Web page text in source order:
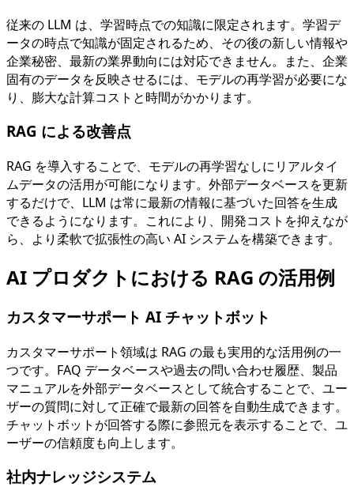
従来の LLM は、学習時点での知識に限定されます。学習デ
ータの時点で知識が固定されるため、その後の新しい情報や
企業秘密、最新の業界動向には対応できません。また、企業
固有のデータを反映させるには、モデルの再学習が必要にな
り、膨大な計算コストと時間がかかります。
RAG による改善点
RAG を導入することで、モデルの再学習なしにリアルタイ
ムデータの活用が可能になります。外部データベースを更新
するだけで、LLM は常に最新の情報に基づいた回答を生成
できるようになります。これにより、開発コストを抑えなが
ら、より柔軟で拡張性の高い AI システムを構築できます。
AI プロダクトにおける RAG の活用例
カスタマーサポート AI チャットボット
カスタマーサポート領域は RAG の最も実用的な活用例の一
つです。FAQ データベースや過去の問い合わせ履歴、製品
マニュアルを外部データベースとして統合することで、ユー
ザーの質問に対して正確で最新の回答を自動生成できます。
チャットボットが回答する際に参照元を表示することで、ユ
ーザーの信頼度も向上します。
社内ナレッジシステム